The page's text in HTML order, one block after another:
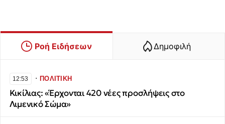
Ροή Ειδήσεων Δημοφιλή
12:53 ∙ΠΟΛΙΤΙΚΗ
Κικίλιας: «Έρχονται 420 νέες προσλήψεις στο
Λιμενικό Σώμα»